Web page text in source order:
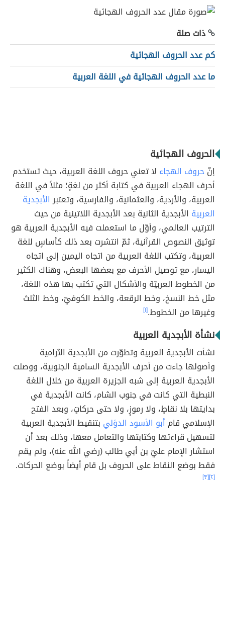
ذات صلة
كم عدد الحروف الهجائية
ما عدد الحروف الهجائية في اللغة العربية
الحروف الهجائية
إنّحروف الهجاء لا تعني حروف اللغة العربية، حيث تستخدم
أحرف الهجاء العربية في كتابة أكثر من لغةٍ؛ مثلاً في اللغة
العربية، والأردية، والعثمانية، والفارسية، وتعتبرالأبجدية
العربية الأبجدية الثانية بعد الأبجدية اللاتينية من حيث
الترتيب العالمي، وأوّل ما استعملت فيه الأبجدية العربية هو
توثيق النصوص القرآنية، ثمّ انتشرت بعد ذلك كأساسٍ للغة
العربية، وتكتب اللغة العربية من اتجاه اليمين إلى اتجاه
اليسار، مع توصيل الأحرف مع بعضها البعض، وهناك الكثير
من الخطوط العربيّة والأشكال التي تكتب بها هذه اللغة،
مثل خط النسخ، وخط الرقعة، والخط الكوفيّ، وخط الثلث
وغيرها من الخطوط.[١]
نشأة الأبجدية العربية
نشأت الأبجدية العربية وتطوّرت من الأبجدية الآرامية
وأصولها جاءت من أحرف الأبجدية السامية الجنوبية، ووصلت
الأبجدية العربية إلى شبه الجزيرة العربية من خلال اللغة
النبطية التي كانت في جنوب الشام، كانت الأبجدية في
بدايتها بلا نقاطٍ، ولا رموزٍ، ولا حتى حركاتٍ، وبعد الفتح
الإسلامي قام أبو الأسود الدؤلي بتنقيط الأبجدية العربية
لتسهيل قراءتها وكتابتها والتعامل معها، وذلك بعد أن
استشار الإمام عليٌ بن أبي طالب (رضي الله عنه)، ولم يقم
فقط بوضع النقاط على الحروف بل قام أيضاً بوضع الحركات.
[٢] [٣]